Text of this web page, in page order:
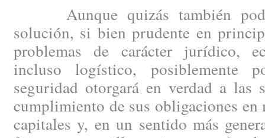
Aunque quizás también
solución, si bien prudente en
problemas de carácter jurídico,
incluso logístico, posiblemente
seguridad otorgará en verdad a las
cumplimiento de sus obligaciones en
capitales y, en un sentido más